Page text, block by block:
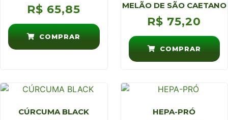
R$ 65,85
COMPRAR
MELÃO DE SÃO CAETANO
R$ 75,20
COMPRAR
CÚRCUMA BLACK HEPA-PRÓ